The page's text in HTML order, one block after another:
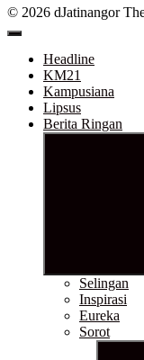
© 2026 dJatinangor
Headline
KM21
Kampusiana
Lipsus
Berita Ringan
Selingan
Inspirasi
Eureka
Sorot